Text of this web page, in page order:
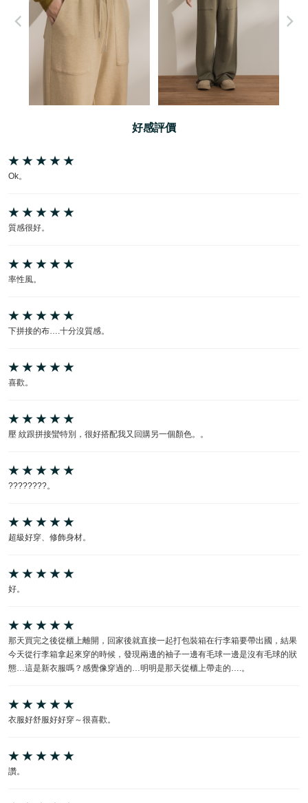
好感評價
Ok。
質感很好。
率性風。
下拼接的布….十分沒質感。
喜歡。
壓 紋跟拼接蠻特別，很好搭配我又回購另一個顏色。。
????????。
超級好穿、修飾身材。
好。
那天買完之後從櫃上離開，回家後就直接一起打包裝箱在行李箱要帶出國，結果
今天從行李箱拿起來穿的時候，發現兩邊的袖子一邊有毛球一邊是沒有毛球的狀
態…這是新衣服嗎？感覺像穿過的…明明是那天從櫃上帶走的….。
衣服好舒服好好穿～很喜歡。
讚。